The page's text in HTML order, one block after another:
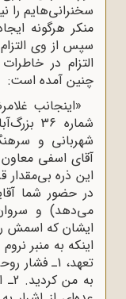
سخنرانى‌هایم را
منکر هرگونه
سپس از وی
التزام در
چنین آمده است:
«اینجانب
شماره‌
شهربانى و
آقاى اسفى
این ذره
در حضور شما
مى‌دهد) و
ایشان که اسمش
اینکه به منبر
تعهد، 1ـ
به